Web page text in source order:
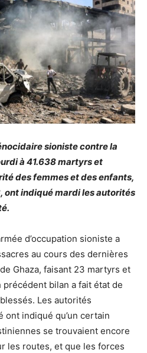
sioniste contre la
à 41.638 martyrs et
des femmes et des enfants,
ont indiqué mardi les autorités
d’occupation sioniste a
au cours des dernières
Ghaza, faisant 23 martyrs et
bilan a fait état de
Les autorités
ont indiqué qu’un certain
se trouvaient encore
les routes, et que les forces